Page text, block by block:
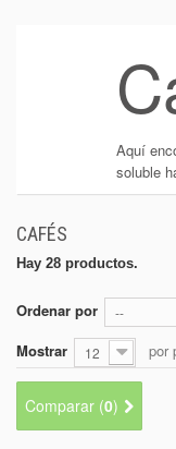
CARNICERÍA Y
CONGELADOS
BODEGA
PANADERÍA
Aquí
soluble
CAFÉS
Hay 28 productos.
Ordenar por --
Mostrar 12 por
Comparar (0)